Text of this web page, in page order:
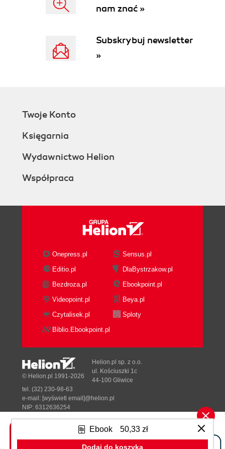
Ebook 50,33 zł
Dodaj do koszyka
nam znać »
Subskrybuj newsletter
»
Twoje Konto
Księgarnia
Wydawnictwo Helion
Współpraca
Onepress.pl
Sensus.pl
Editio.pl
DlaBystrzakow.pl
Bezdroza.pl
Ebookpoint.pl
Videopoint.pl
Beya.pl
Czytalisek.pl
Sploty
Biblio.Ebookpoint.pl
Tonik.pl
© Helion.pl 1991-2026
Helion.pl sp. z o.o.
ul. Kościuszki 1c
44-100 Gliwice
tel. (32) 230-98-63
e-mail: [wyświetl email]@helion.pl
NIP: 6312636254